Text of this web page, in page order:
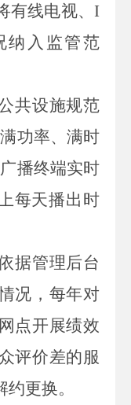
线电视、 I
纳入监管范
共设施规范
功率、满时
播终端实时
每天播出时
据管理后台
况，每年对
点开展绩效
评价差的服
更换。